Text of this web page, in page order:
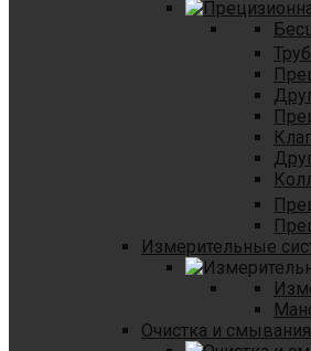
Измерительные
Очистка и смывания